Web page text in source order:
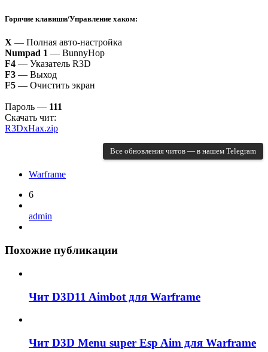
Горячие клавиши/Управление хаком:
X — Полная авто-настройка
Numpad 1 — BunnyHop
F4 — Указатель R3D
F3 — Выход
F5 — Очистить экран
Пароль — 111
Скачать чит:
R3DxHax.zip
Все обновления читов — в нашем Telegram
Warframe
6
admin
Похожие публикации
Чит D3D11 Aimbot для Warframe
Чит D3D Menu super Esp Aim для Warframe